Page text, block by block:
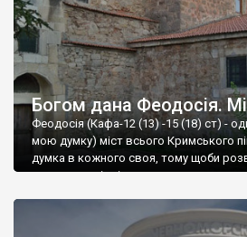
Богом дана Феодосія.
Феодосія (Кафа-12 (13) -15 (18) ст) -
мою думку) міст всього Кримського
думка в кожного своя, тому щоби
запрошую відвідати це